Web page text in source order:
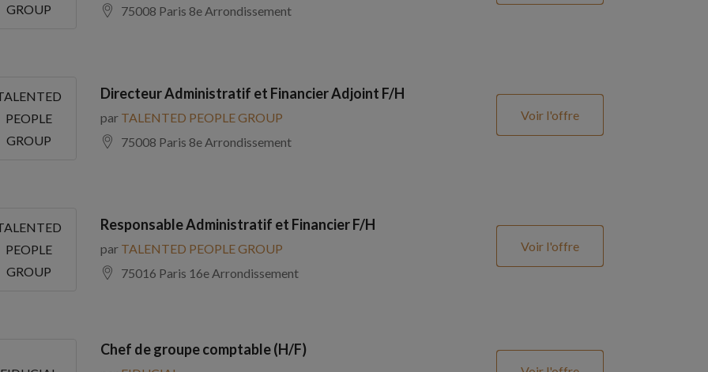
GROUP
75008 Paris 8e Arrondissement
PEOPLE
GROUP
Directeur Administratif et Financier Adjoint F/H
par TALENTED PEOPLE GROUP
75008 Paris 8e Arrondissement
Voir l'offre
PEOPLE
GROUP
Responsable Administratif et Financier F/H
par TALENTED PEOPLE GROUP
75016 Paris 16e Arrondissement
Voir l'offre
Chef de groupe comptable (H/F)